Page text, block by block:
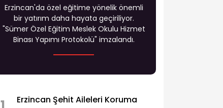
Erzincan'da özel eğitime yönelik önemli
bir yatırım daha hayata geçiriliyor.
"Sümer Özel Eğitim Meslek Okulu Hizmet
Binası Yapımı Protokolü" imzalandı.
Erzincan Şehit Aileleri Koruma